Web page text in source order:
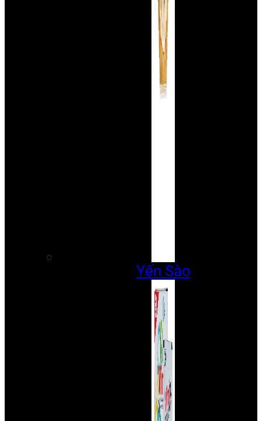
Yến Sào